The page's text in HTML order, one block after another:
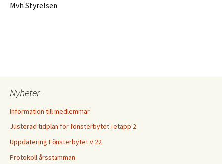
Mvh Styrelsen
Nyheter
Information till medlemmar
Justerad tidplan för fönsterbytet i etapp 2
Uppdatering Fönsterbytet v.22
Protokoll årsstämman